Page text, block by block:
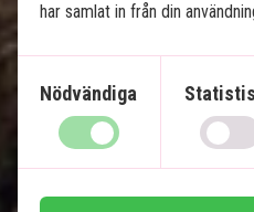
Magiska Sri
Maldiverna
8 nätters rundresa på
chaufför/guide
5 nätterna på
Sigriya-området med
har samlat in från din
Nödvändiga